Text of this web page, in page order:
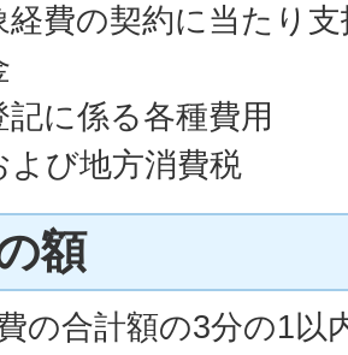
経費の契約に当たり
記に係る各種費用
よび地方消費税
額
の合計額の3分の1以